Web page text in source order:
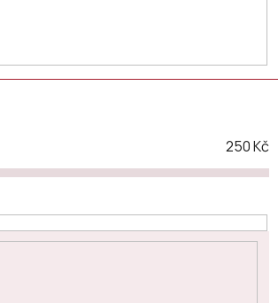
250Kč